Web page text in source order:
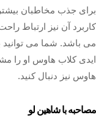
برای جذب مخاطبان
کاربرد آن نیز ارتباط
می باشد. شما می توانید
ایدی کلاب هاوس او را
هاوس نیز دنبال کنید.
مصاحبه با شاهین لو